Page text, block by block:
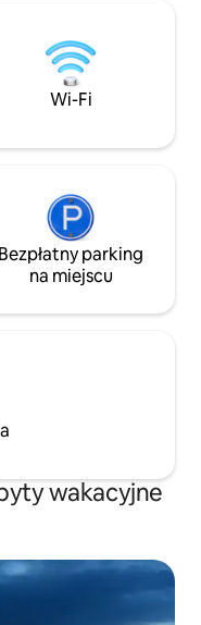
hotelowym. Idealne dla rodzin, grup, na
wakacje w
okazje – to
i
Wi-Fi
Bezpłatny parking
na miejscu
wakacyjne